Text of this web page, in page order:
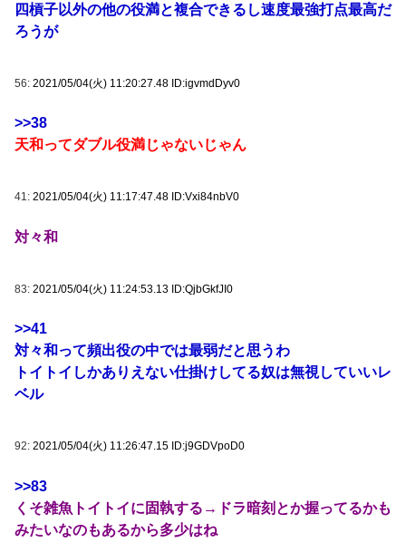
四槓子以外の他の役満と複合できるし速度最強打点最高だ
ろうが
56: 2021/05/04(火) 11:20:27.48 ID:igvmdDyv0
>>38
天和ってダブル役満じゃないじゃん
41: 2021/05/04(火) 11:17:47.48 ID:Vxi84nbV0
対々和
83: 2021/05/04(火) 11:24:53.13 ID:QjbGkfJI0
>>41
対々和って頻出役の中では最弱だと思うわ
トイトイしかありえない仕掛けしてる奴は無視していいレ
ベル
92: 2021/05/04(火) 11:26:47.15 ID:j9GDVpoD0
>>83
くそ雑魚トイトイに固執する→ドラ暗刻とか握ってるかも
みたいなのもあるから多少はね